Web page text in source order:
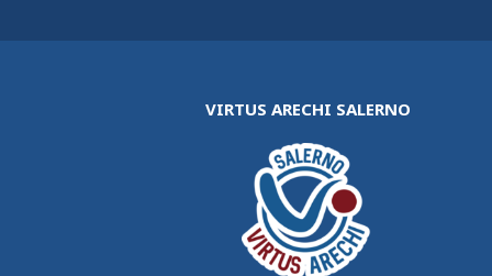
VIRTUS ARECHI SALERNO